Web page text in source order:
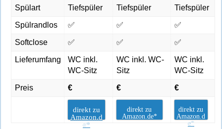
Spülart Tiefspüler Tiefspüler Tiefspüler
Spülrandlos ✅ ✅ ✅
Softclose ✅ ✅ ✅
Lieferumfang
WC inkl.
WC-Sitz
WC inkl. WC-
Sitz
WC inkl.
WC-Sitz
Preis € € €
direkt zu
Amazon.d
e*
direkt zu
Amazon.de*
direkt zu
Amazon.d
e*